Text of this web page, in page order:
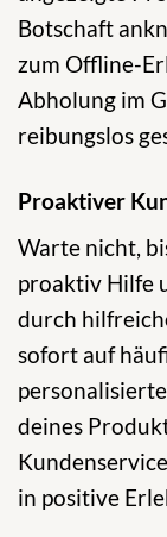
Botschaft
zum Offline-
Abholung im
reibungslos
Proaktiver
Warte nicht,
proaktiv Hilfe
durch
sofort auf
deines
in positive